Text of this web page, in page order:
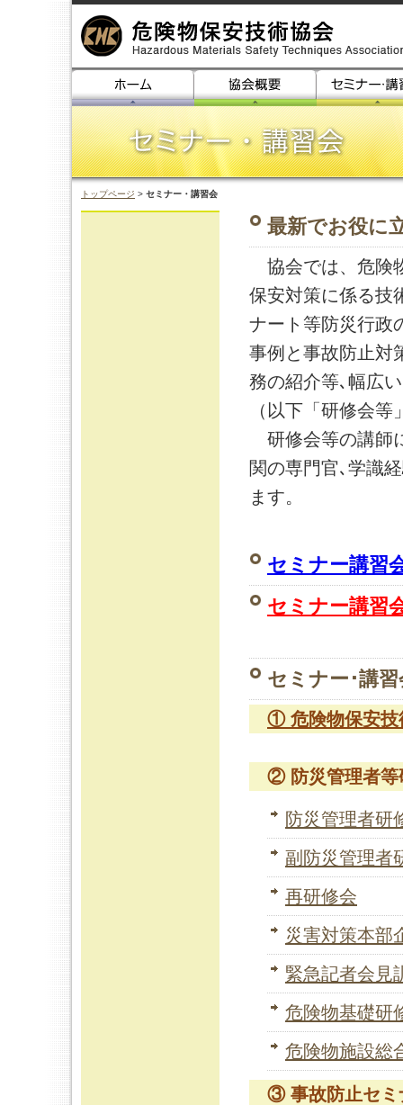
トップページ > セミナー・講習会
最新でお役に
協会では、危険
保安対策に係る技
ナート等防災行政
事例と事故防止対
務の紹介等､幅広
（以下「研修会
研修会等の講師
関の専門官､学識
ます。
セミナー講習
セミナー講習
セミナー･講
① 危険物保安技
② 防災管理者等
防災管理者研
副防災管理者
再研修会
災害対策本部
緊急記者会見
危険物基礎研
危険物施設総
③ 事故防止セミ